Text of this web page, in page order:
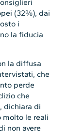
(32%), dai
i
la fiducia
la diffusa
che
perde
che
dichiara di
molto le reali
non avere